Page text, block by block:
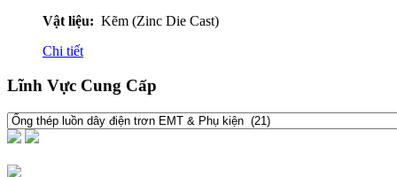
Vật liệu: Kẽm (Zinc Die Cast)
Chi tiết
Lĩnh Vực Cung Cấp